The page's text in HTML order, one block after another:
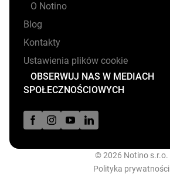
O Notino
Blog
Kontakty
Ustawienia plików cookie
OBSERWUJ NAS W MEDIACH
SPOŁECZNOŚCIOWYCH
© 2026 Notino s.r.o.
Polityka prywatności